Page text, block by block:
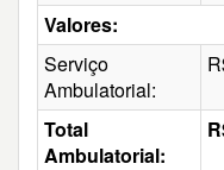
Valores:
Serviço
Ambulatorial:
Total
Ambulatorial: